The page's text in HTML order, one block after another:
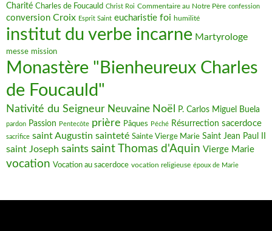
Charité Charles de Foucauld Christ Roi Commentaire au Notre Père confession
conversion Croix Esprit Saint eucharistie foi humilité
institut du verbe incarne Martyrologe
messe mission
Monastère "Bienheureux Charles
de Foucauld"
Nativité du Seigneur Neuvaine Noël P. Carlos Miguel Buela
pardon Passion Pentecôte prière Pâques Péché Résurrection sacerdoce
sacrifice saint Augustin sainteté Sainte Vierge Marie Saint Jean Paul II
saint Joseph saints saint Thomas d'Aquin Vierge Marie
vocation Vocation au sacerdoce vocation religieuse époux de Marie